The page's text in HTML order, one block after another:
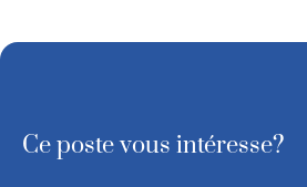
Ce poste vous intéresse?